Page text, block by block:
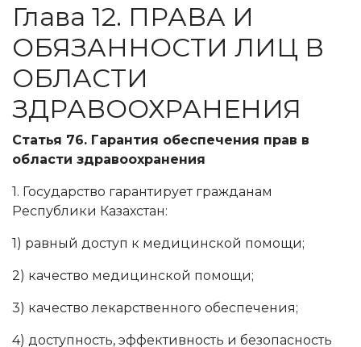
Глава 12. ПРАВА И
ОБЯЗАННОСТИ ЛИЦ В
ОБЛАСТИ
ЗДРАВООХРАНЕНИЯ
Статья 76. Гарантия обеспечения прав в
области здравоохранения
1. Государство гарантирует гражданам
Республики Казахстан:
1) равный доступ к медицинской помощи;
2) качество медицинской помощи;
3) качество лекарственного обеспечения;
4) доступность, эффективность и безопасность